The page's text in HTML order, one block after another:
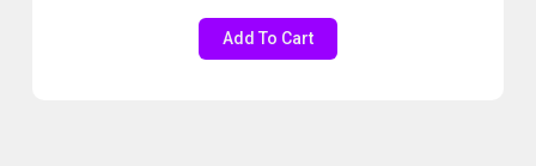
Add To Cart